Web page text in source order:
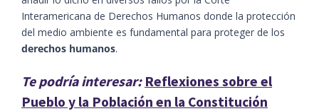
Interamericana de Derechos Humanos donde la protección
del medio ambiente es fundamental para proteger de los
derechos humanos.
Te podría interesar: Reflexiones sobre el
Pueblo y la Población en la Constitución